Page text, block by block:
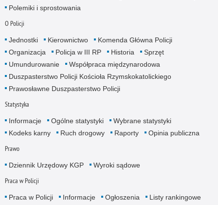
Polemiki i sprostowania
O Policji
Jednostki Kierownictwo
Komenda Główna Policji
Organizacja
Policja w III RP Historia
Sprzęt
Umundurowanie
Współpraca międzynarodowa
Duszpasterstwo Policji Kościoła Rzymskokatolickiego
Prawosławne Duszpasterstwo Policji
Statystyka
Informacje Ogólne statystyki
Wybrane statystyki
Kodeks karny
Ruch drogowy Raporty Opinia publiczna
Prawo
Dziennik Urzędowy KGP Wyroki sądowe
Praca w Policji
Praca w Policji Informacje Ogłoszenia
Listy rankingowe